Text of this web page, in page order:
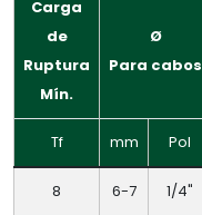
Carga
de
Ruptura
Mín.
Ø
Para cabos
Tf mm Pol
8 6-7 1/4"